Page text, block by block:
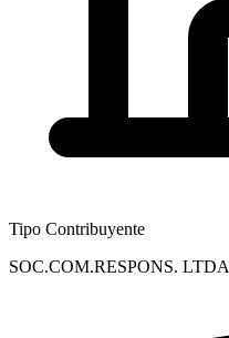
Tipo Contribuyente
SOC.COM.RESPONS. LTDA